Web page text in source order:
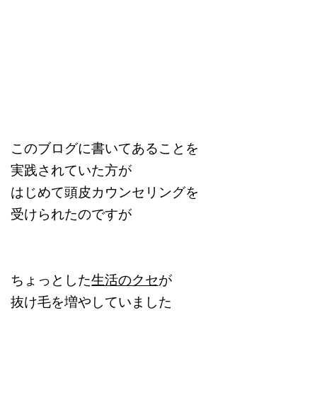
このブログに書いてあることを
実践されていた方が
はじめて頭皮カウンセリングを
受けられたのですが
ちょっとした生活のクセが
抜け毛を増やしていました